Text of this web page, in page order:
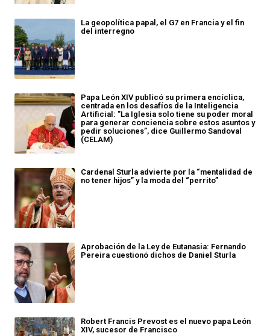
La geopolítica papal, el G7 en Francia y el fin
del interregno
Papa León XIV publicó su primera encíclica,
centrada en los desafíos de la Inteligencia
Artificial: "La Iglesia solo tiene su poder moral
para generar conciencia sobre estos asuntos y
pedir soluciones”, dice Guillermo Sandoval
(CELAM)
Cardenal Sturla advierte por la “mentalidad de
no tener hijos” y la moda del “perrito”
Aprobación de la Ley de Eutanasia: Fernando
Pereira cuestionó dichos de Daniel Sturla
Robert Francis Prevost es el nuevo papa León
XIV, sucesor de Francisco